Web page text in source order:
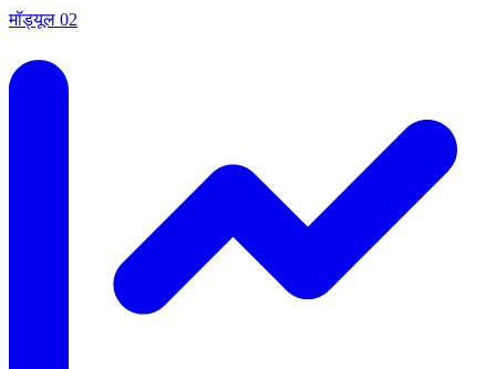
मॉड्यूल 02